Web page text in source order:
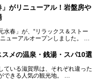
天然温泉 北近江の湯のPR記事で
かな風を感じながらサウナと温泉
そして、若女将はなんと「元ア
ト。音楽スタジオまで備えたユニ
がリニューアル！岩盤房や
水春」が、“リラックス＆ストー
ューアルオープンしました。
ウナも新設されました。さらに地
トランメニューもパワーアップ。
元水春」の魅力を余すところなく
メの温泉・銭湯・スパ10選
ている滋賀県は、それぞれ違った
できる人気の観光地。